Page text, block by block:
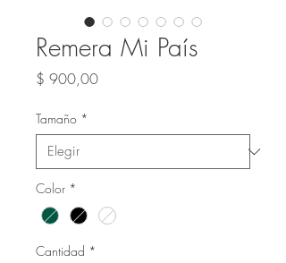
Remera Mi País
$ 900,00Precio
Tamaño *
Color *
Cantidad *